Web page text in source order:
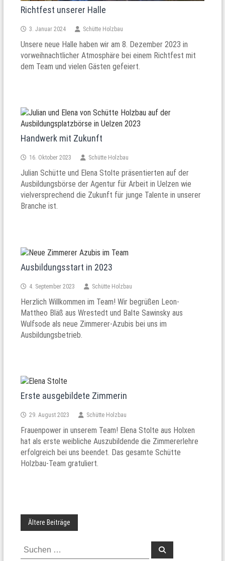
Richtfest unserer Halle
3. Januar 2024 Schütte Holzbau
Unsere neue Halle haben wir am 8. Dezember 2023 in
vorweihnachtlicher Atmosphäre bei einem Richtfest mit
dem Team und vielen Gästen gefeiert.
Handwerk mit Zukunft
16. Oktober 2023 Schütte Holzbau
Julian Schütte und Elena Stolte präsentierten auf der
Ausbildungsbörse der Agentur für Arbeit in Uelzen wie
vielversprechend die Zukunft für junge Talente in unserer
Branche ist.
Ausbildungsstart in 2023
4. September 2023 Schütte Holzbau
Herzlich Willkommen im Team! Wir begrüßen Leon-
Mattheo Bläß aus Wrestedt und Balte Sawinsky aus
Wulfsode als neue Zimmerer-Azubis bei uns im
Ausbildungsbetrieb.
Erste ausgebildete Zimmerin
29. August 2023 Schütte Holzbau
Frauenpower in unserem Team! Elena Stolte aus Holxen
hat als erste weibliche Auszubildende die Zimmererlehre
erfolgreich bei uns beendet. Das gesamte Schütte
Holzbau-Team gratuliert.
Beitragsnavigation
Ältere Beiträge
Suchen Suchen